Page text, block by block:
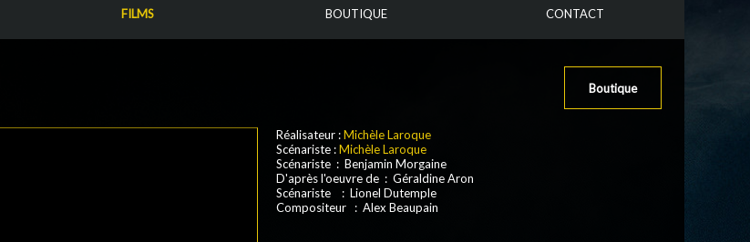
FILMS BOUTIQUE CONTACT
Boutique
Réalisateur :Michèle Laroque
Scénariste :Michèle Laroque
Scénariste : Benjamin Morgaine
D'après l'oeuvre de : Géraldine Aron
Scénariste : Lionel Dutemple
Compositeur : Alex Beaupain